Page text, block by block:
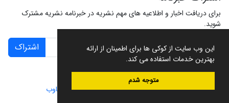
این وب سایت از کوکی ها برای اطمینان از ارائه
بهترین خدمات استفاده می کند.
متوجه شدم
برای دریافت اخبار و اطلاعیه های مهم نشریه در خبرنامه نشریه مشترک
شوید.
اشتراک
سامانه مدیریت نشریات علمی.طراحی و پیاده سازی از سیناوب